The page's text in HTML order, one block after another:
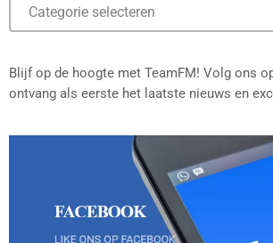
Blijf op de hoogte met TeamFM! Volg ons
ontvang als eerste het laatste nieuws en